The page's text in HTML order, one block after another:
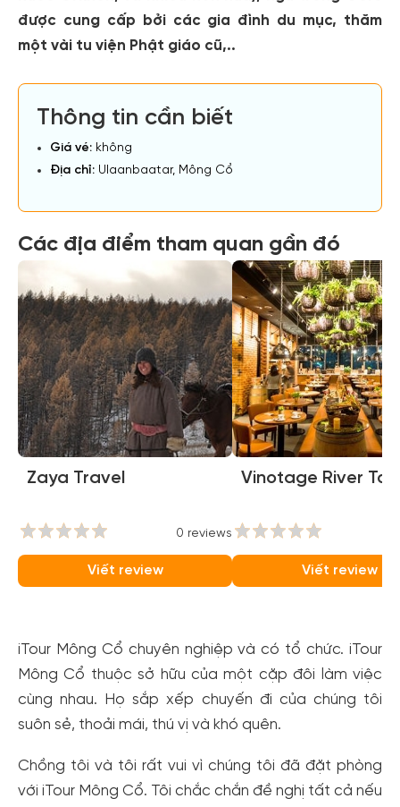
được cung cấp bởi các gia đình du mục, thăm
một vài tu viện Phật giáo cũ,..
Thông tin cần biết
Giá vé: không
Địa chỉ: Ulaanbaatar, Mông Cổ
Các địa điểm tham quan gần đó
Zaya Travel
0 reviews
Viết review
Vinotage River
Viết review
iTour Mông Cổ chuyên nghiệp và có tổ chức. iTour
Mông Cổ thuộc sở hữu của một cặp đôi làm việc
cùng nhau. Họ sắp xếp chuyến đi của chúng tôi
suôn sẻ, thoải mái, thú vị và khó quên.
Chồng tôi và tôi rất vui vì chúng tôi đã đặt phòng
với iTour Mông Cổ. Tôi chắc chắn đề nghị tất cả nếu